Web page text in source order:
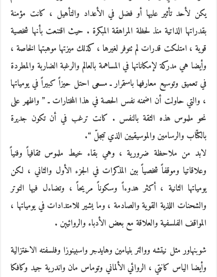
يكن لأحد تأثير عليها أو فضل في الأعداد والتأهيل ، كانت مؤمنة
بقدراتها الذاتية منذ لحظة المراهقة المبكرة . حيث اقتنعت بأنها شخصية
قوية ، امتلكت قدرات لم تتوفر لغيرها ، كذلك ميزتها موهبتها الخاصة ،
وأيضا هي مدركة لإمكاناتها في المساهمة بالعالم والرغبة الضاربة والمطردة
في تعميق وتوسيع معارفها باستمرار ـ مسعى احتل حيزاً كبيراً في يومياتها
، والتي حاولت أن اضمنه نفس الحصة في هذا المختارات ـ ” واظهر على
نحو ملموس هذه الثقة بالنفس . كانت ترغب في أن تكون جديرة
بالكتّاب والرسامين والموسيقيين الذي تبجلّ “.
لابد من ملاحظة ضرورية ، وهي بقاء خيط ملموس ثقافياً وفنياً
وعلاقاتيا وموقفاً شخصياً بين المذكرات في الجزء الأول والثاني ، لكن
يومياتها الثانية ، أكثر هدوءاً وسكوناً مريحاً ، وتضاءل فيها التوتر
والشحنات اللذية القوية والصادمة ، وما يشير للامتدادات في يومياتها ،
المواقف الفلسفية والعلاقة مع بعض الأدباء والروائيين .
شوبنهاور مثل نيتشه ووالتر بنيامين وهايدجر واسبينوزا وفلسفته الاختزالية
وأيضا الياس كانتي ، الروائي الألماني وتوماس مان واندرية جيد وكافكا